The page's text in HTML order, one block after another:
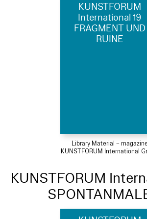
KUNSTFORUM
International 19
FRAGMENT UND
RUINE
Library Material – magazine
KUNSTFORUM International
KUNSTFORUM